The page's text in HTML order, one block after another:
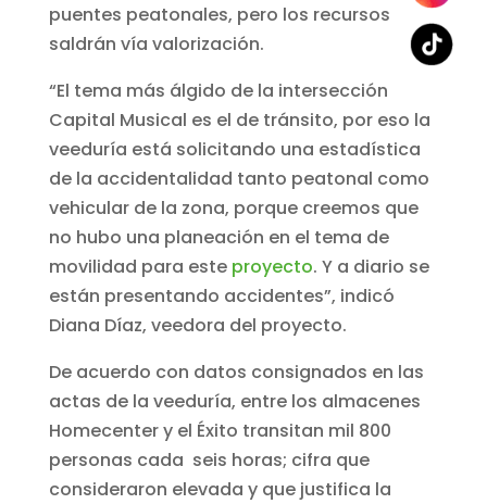
puentes peatonales, pero los recursos
saldrán vía valorización.
“El tema más álgido de la intersección
Capital Musical es el de tránsito, por eso la
veeduría está solicitando una estadística
de la accidentalidad tanto peatonal como
vehicular de la zona, porque creemos que
no hubo una planeación en el tema de
movilidad para este proyecto. Y a diario se
están presentando accidentes”, indicó
Diana Díaz, veedora del proyecto.
De acuerdo con datos consignados en las
actas de la veeduría, entre los almacenes
Homecenter y el Éxito transitan mil 800
personas cada seis horas; cifra que
consideraron elevada y que justifica la